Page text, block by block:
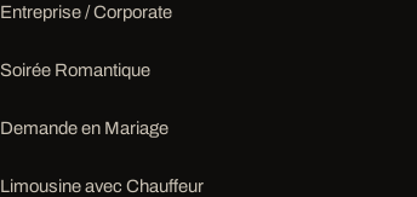
Entreprise / Corporate
Soirée Romantique
Demande en Mariage
Limousine avec Chauffeur